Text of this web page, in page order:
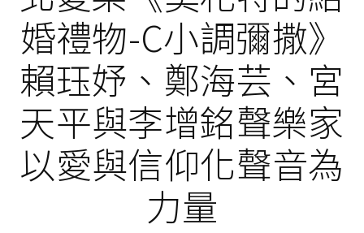
婚禮物-C小調彌撒》
賴珏妤、鄭海芸、宮
天平與李增銘聲樂家
以愛與信仰化聲音為
力量